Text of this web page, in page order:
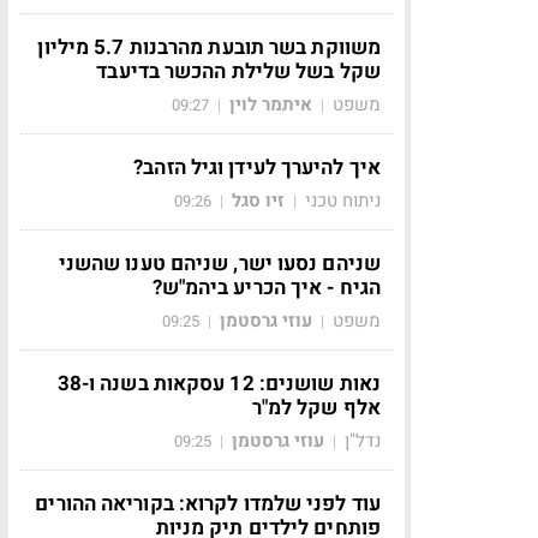
משווקת בשר תובעת מהרבנות 5.7 מיליון
שקל בשל שלילת ההכשר בדיעבד
משפט | איתמר לוין |
09:27
איך להיערך לעידן וגיל הזהב?
ניתוח טכני | זיו סגל |
09:26
שניהם נסעו ישר, שניהם טענו שהשני
הגיח - איך הכריע ביהמ"ש?
משפט | עוזי גרסטמן |
09:25
נאות שושנים: 12 עסקאות בשנה ו-38
אלף שקל למ"ר
נדל"ן | עוזי גרסטמן |
09:25
עוד לפני שלמדו לקרוא: בקוריאה ההורים
פותחים לילדים תיק מניות